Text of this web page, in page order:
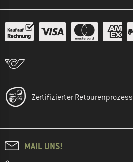
Zertifizierter Retourenprozess
MAIL UNS!